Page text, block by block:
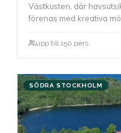
Västkusten, där
förenas med kreativa
upp till 150 pers.
SÖDRA STOCKHOLM